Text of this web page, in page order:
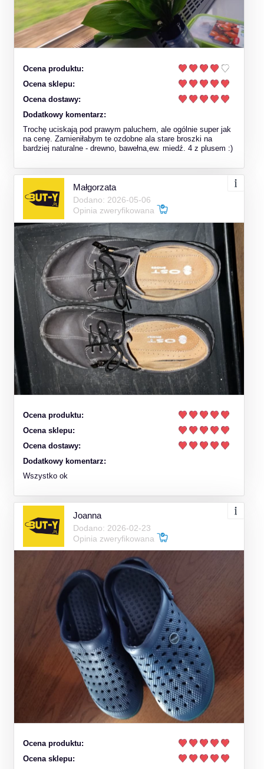
Ocena produktu:
Ocena sklepu:
Ocena dostawy:
Dodatkowy komentarz:
Trochę uciskają pod prawym paluchem, ale ogólnie super jak
na cenę. Zamieniłabym te ozdobne ala stare broszki na
bardziej naturalne - drewno, bawełna,ew. miedź. 4 z plusem :)
Małgorzata
Dodano: 2026-05-06
Opinia zweryfikowana
Ocena produktu:
Ocena sklepu:
Ocena dostawy:
Dodatkowy komentarz:
Wszystko ok
Joanna
Dodano: 2026-02-23
Opinia zweryfikowana
Ocena produktu:
Ocena sklepu: